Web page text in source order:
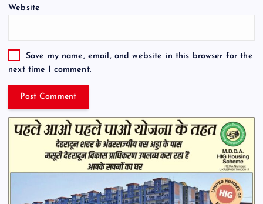
Website
Save my name, email, and website in this browser for the
next time I comment.